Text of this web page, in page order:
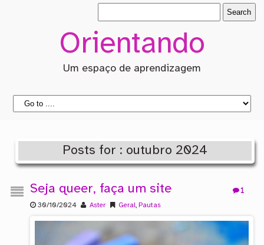
Orientando
Um espaço de aprendizagem
Posts for : outubro 2024
Seja queer, faça um site 1
30/10/2024 Aster Geral, Pautas